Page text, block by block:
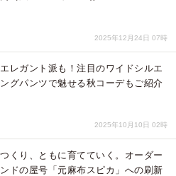
2025年12月24日 07時
レガント派も！注目のワイドシルエ
グパンツで魅せる秋コーデもご紹介
2025年10月10日 02時
くり、ともに育てていく。オーダー
ドの屋号「元麻布スピカ」への刷新